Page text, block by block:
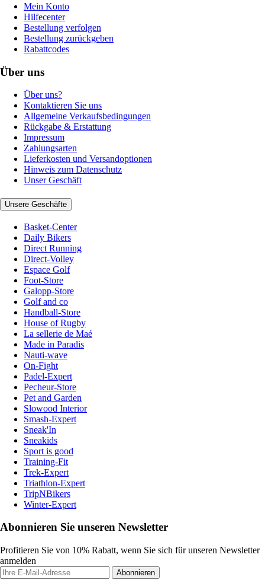
Mein Konto
Hilfecenter
Bestellung verfolgen
Bestellung zurückgeben
Rabattcodes
Über uns
Über uns?
Kontaktieren Sie uns
Allgemeine Verkaufsbedingungen
Rückgabe & Erstattung
Impressum
Zahlungsarten
Lieferkosten und Versandoptionen
Hinweis zum Datenschutz
Unser Geschäft
Unsere Geschäfte
Basket-Center
Daily Bikers
Direct Running
Direct-Volley
Espace Golf
Foot-Store
Galopp-Store
Golf and co
Handball-Store
House of Rugby
La sellerie de Maé
Made in Paradis
Nauti-wave
On-Fight
Padel-Expert
Pecheur-Store
Pet and Garden
Slowood Interior
Smash-Expert
Sneak'In
Sneakids
Sport is good
Training-Fit
Trek-Expert
Triathlon-Expert
TripNBikers
Winter-Expert
Abonnieren Sie unseren Newsletter
Profitieren Sie von 10% Rabatt, wenn Sie sich für unseren Newsletter
anmelden
Abonnieren